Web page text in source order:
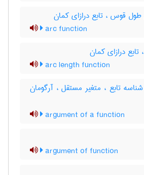
طول قوس ، تابع درازای کمان
arc function
درازای کمان
arc length function
تابع ، متغیر مستقل ، آرگومان
argument of a function
argument of function